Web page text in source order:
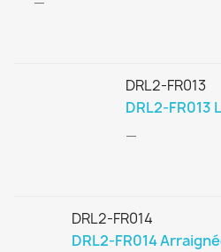
DRL2-FR013
DRL2-
—
DRL2-FR014
DRL2-FR014